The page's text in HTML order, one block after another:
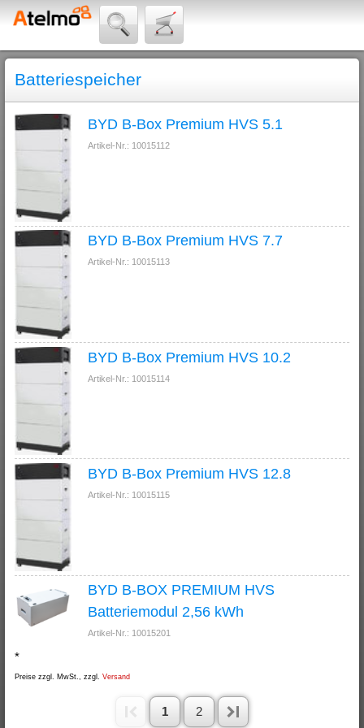
Batteriespeicher
BYD B-Box Premium HVS 5.1
Artikel-Nr.: 10015112
BYD B-Box Premium HVS 7.7
Artikel-Nr.: 10015113
BYD B-Box Premium HVS 10.2
Artikel-Nr.: 10015114
BYD B-Box Premium HVS 12.8
Artikel-Nr.: 10015115
BYD B-BOX PREMIUM HVS
Batteriemodul 2,56 kWh
Artikel-Nr.: 10015201
*
Preise zzgl. MwSt., zzgl. Versand
1 2